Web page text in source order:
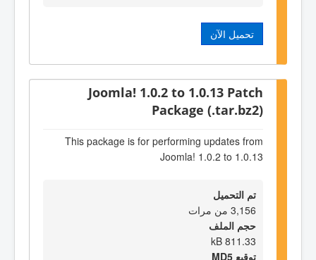
تحميل الآن
Joomla! 1.0.2 to 1.0.13 Patch
Package (.tar.bz2)
This package is for performing updates from
Joomla! 1.0.2 to 1.0.13
تم التحميل
3,156 من مرات
حجم الملف
811.33 kB
توقيع MD5